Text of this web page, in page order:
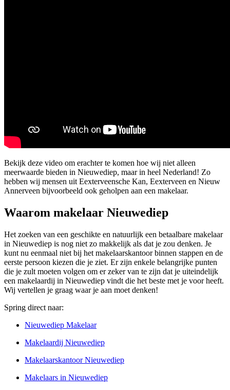
Bekijk deze video om erachter te komen hoe wij niet alleen
meerwaarde bieden in Nieuwediep, maar in heel Nederland! Zo
hebben wij mensen uit Eexterveensche Kan, Eexterveen en Nieuw
Annerveen bijvoorbeeld ook geholpen aan een makelaar.
Waarom makelaar Nieuwediep
Het zoeken van een geschikte en natuurlijk een betaalbare makelaar
in Nieuwediep is nog niet zo makkelijk als dat je zou denken. Je
kunt nu eenmaal niet bij het makelaarskantoor binnen stappen en de
eerste persoon kiezen die je ziet. Er zijn enkele belangrijke punten
die je zult moeten volgen om er zeker van te zijn dat je uiteindelijk
een makelaardij in Nieuwediep vindt die het beste met je voor heeft.
Wij vertellen je graag waar je aan moet denken!
Spring direct naar:
Nieuwediep Makelaar
Makelaardij Nieuwediep
Makelaarskantoor Nieuwediep
Makelaars in Nieuwediep